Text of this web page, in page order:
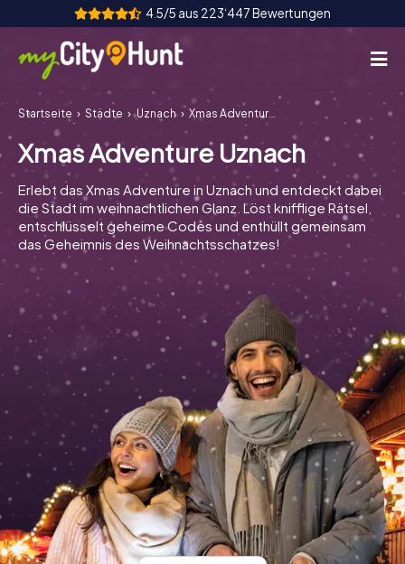
4.5/5 aus 223‘447 Bewertungen
So funktioniert's
Städte
Touren
Teamevent
Tickets
INT AT CH
UK
IT
Tickets buchen
Gutscheine bestellen
Startseite Städte Uznach Xmas Adventure Uznach
Xmas Adventure Uznach
Erlebt das Xmas Adventure in Uznach und entdeckt dabei
die Stadt im weihnachtlichen Glanz. Löst knifflige Rätsel,
entschlüsselt geheime Codes und enthüllt gemeinsam
das Geheimnis des Weihnachtsschatzes!